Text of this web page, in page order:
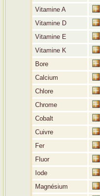
Vitamine A
Vitamine D
Vitamine E
Vitamine K
Bore
Calcium
Chlore
Chrome
Cobalt
Cuivre
Fer
Fluor
Iode
Magnésium